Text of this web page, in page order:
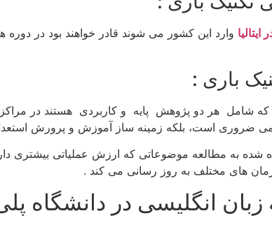
وارد این کشور می شوند قادر خواهند بود در دوره
باری :
که شامل هر دو پژوهش پایه و کاربردی هستند در
ضروری است، بلکه زمینه ساز آموزش و پرورش
شده به مطالعه موضوعاتی که ارزش عملیاتی بیشتری
های مختلف به روز رسانی می کند .
انگلیسی در دانشگاه